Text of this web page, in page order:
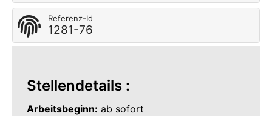
Referenz-Id
1281-76
Stellendetails :
Arbeitsbeginn: ab sofort